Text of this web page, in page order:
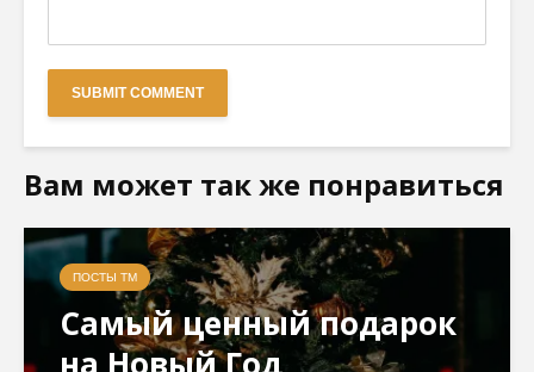
Вам может так же понравиться
ПОСТЫ ТМ
Самый ценный подарок
на Новый Год